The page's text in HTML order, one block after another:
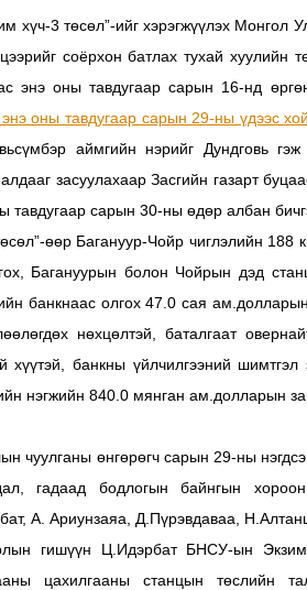
хүч-3 төсөл”-ийг хэрэгжүүлэх Монгол
соёрхон батлах тухай хуулийн
энэ оны тавдугаар сарын 16-нд
оны тавдугаар сарын 29-ны үдээс
аймгийн нэрийг Дундговь
засуулахаар Засгийн газарт
тавдугаар сарын 30-ны өдөр албан
өөр Багануур-Чойр чиглэлийн
Багануурын болон Чойрын дэд
банкнаас олгох 47.0 сая
нөхцөлтэй, баталгаат
хүүтэй, банкны үйлчилгээний
нэгжийн 840.0 мянган ам.долларын
чуулганы өнгөрөгч сарын 29-ны
гадаад бодлогын байнгын
А. Ариунзаяа, Д.Пүрэвдаваа,
гишүүн Ц.Идэрбат БНСУ-ын Экзим
цахилгааны станцын төслийн